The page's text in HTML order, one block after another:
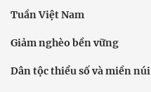
Tuần Việt Nam
Giảm nghèo bền vững
Dân tộc thiểu số và miền núi